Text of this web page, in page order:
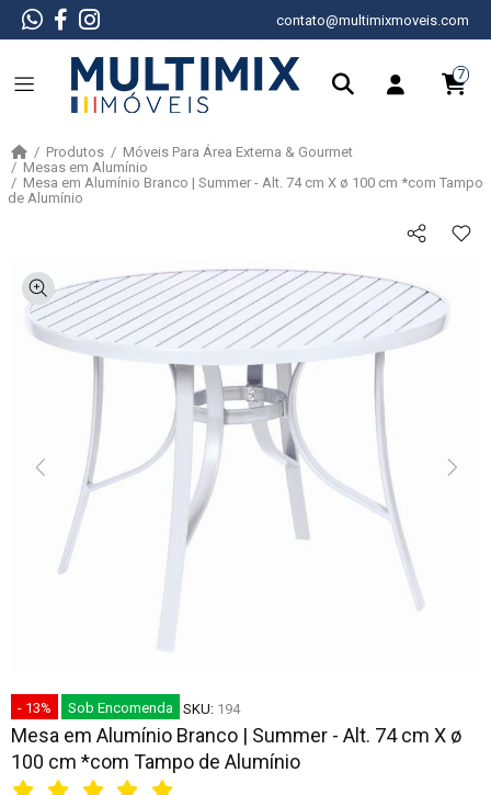
contato@multimixmoveis.com
7
Produtos
Móveis Para Área Externa & Gourmet
Mesas em Alumínio
Mesa em Alumínio Branco | Summer - Alt. 74 cm X ø 100 cm *com Tampo
de Alumínio
- 13% Sob Encomenda SKU: 194
Mesa em Alumínio Branco | Summer - Alt. 74 cm X ø
100 cm *com Tampo de Alumínio